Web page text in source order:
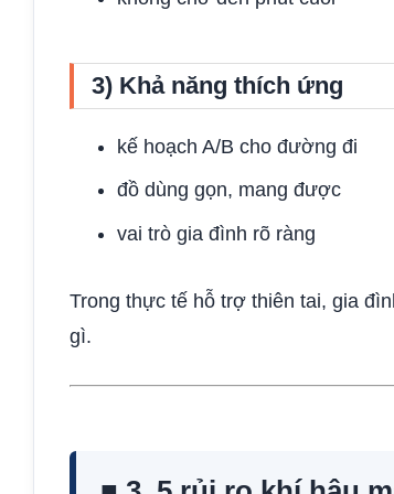
3) Khả năng thích ứng
kế hoạch A/B cho đường đi
đồ dùng gọn, mang được
vai trò gia đình rõ ràng
Trong thực tế hỗ trợ thiên tai, gia
gì.